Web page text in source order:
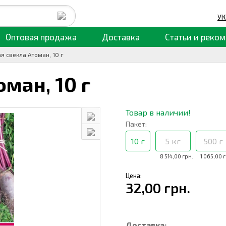
Оптовая продажа Доставка Статьи и
свекла Атоман, 10 г
10 г
Товар в наличии!
Пакет:
10 г
8 514,00 грн.
5 кг
1 065,00
500 г
Цена:
32,00 грн.